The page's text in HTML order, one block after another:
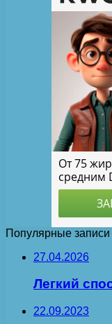
Популярные записи
27.04.2026
Легкий
22.09.2023